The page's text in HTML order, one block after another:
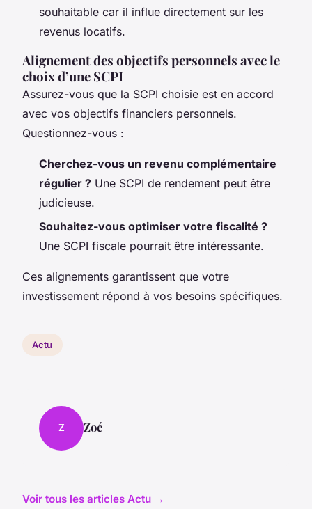
souhaitable car il influe directement sur les
revenus locatifs.
Alignement des objectifs personnels avec le
choix d’une SCPI
Assurez-vous que la SCPI choisie est en accord
avec vos objectifs financiers personnels.
Questionnez-vous :
Cherchez-vous un revenu complémentaire
régulier ? Une SCPI de rendement peut être
judicieuse.
Souhaitez-vous optimiser votre fiscalité ?
Une SCPI fiscale pourrait être intéressante.
Ces alignements garantissent que votre
investissement répond à vos besoins spécifiques.
Actu
Z Zoé
Voir tous les articles Actu →